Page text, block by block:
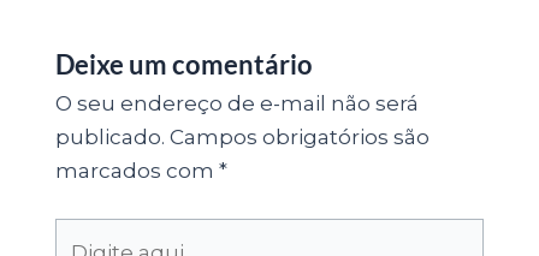
Deixe um comentário
O seu endereço de e-mail não será
publicado. Campos obrigatórios são
marcados com *